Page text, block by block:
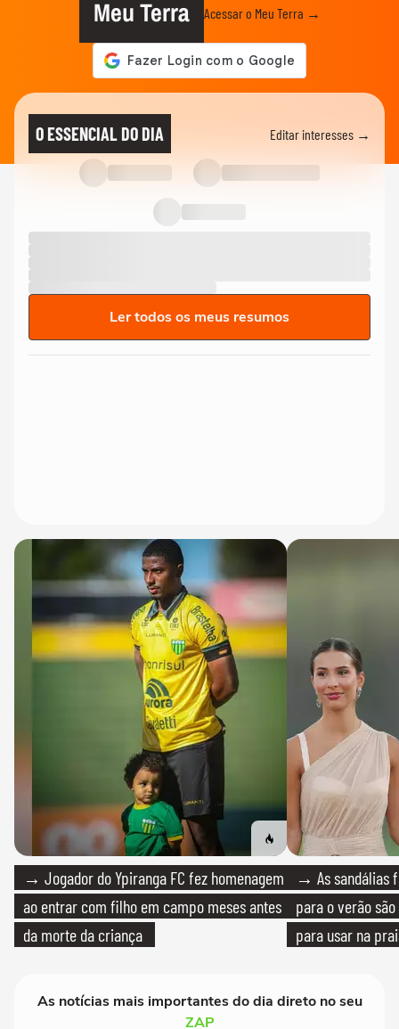
Meu Terra Acessar o Meu Terra →
O ESSENCIAL DO DIA Editar interesses →
Ler todos os meus resumos
→ Jogador do Ypiranga FC fez homenagem
ao entrar com filho em campo meses antes
da morte da criança
→ As sandálias
para o verão
para usar na
As notícias mais importantes do dia direto no seu
ZAP